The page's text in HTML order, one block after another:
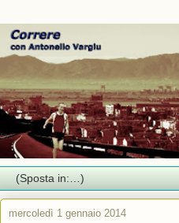
mercoledì 1 gennaio 2014